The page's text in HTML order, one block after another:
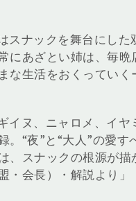
スナックを舞台にし
にあざとい姉は、毎
な生活をおくっていく
イヌ、ニャロメ、イヤ
。“夜”と“大人”の愛す
、スナックの根源が
・会長）・解説より」